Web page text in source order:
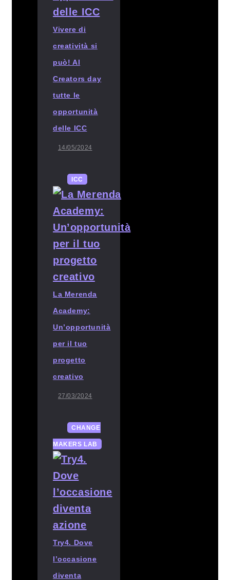
Vivere di
creatività si
può! Al
Creators day
tutte le
opportunità
delle ICC
14/05/2024
ICC
La Merenda
Academy:
Un’opportunità
per il tuo
progetto
creativo
27/03/2024
CHANGE
MAKERS LAB
Try4. Dove
l’occasione
diventa